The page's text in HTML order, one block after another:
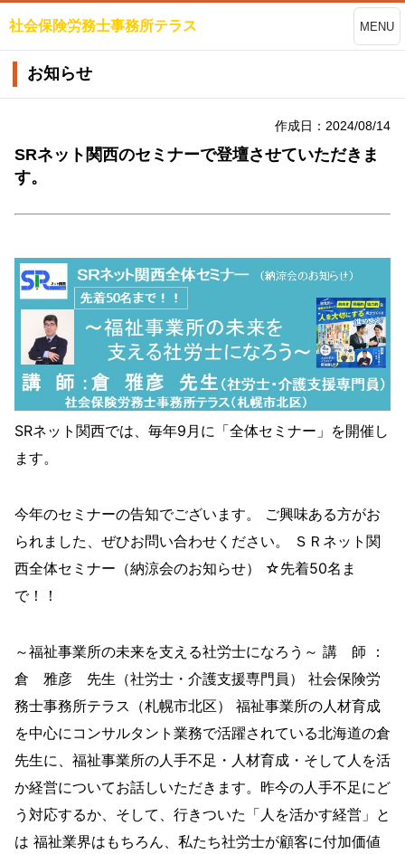
社会保険労務士事務所テラス MENU
お知らせ
作成日：2024/08/14
SRネット関西のセミナーで登壇させていただきま
す。
SRネット関西では、毎年9月に「全体セミナー」を開催し
ます。
今年のセミナーの告知でございます。 ご興味ある方がお
られました、ぜひお問い合わせください。 ＳＲネット関
西全体セミナー（納涼会のお知らせ） ☆先着50名ま
で！！
～福祉事業所の未来を支える社労士になろう～ 講 師 ：
倉 雅彦 先生（社労士・介護支援専門員） 社会保険労
務士事務所テラス（札幌市北区） 福祉事業所の人材育成
を中心にコンサルタント業務で活躍されている北海道の倉
先生に、福祉事業所の人手不足・人材育成・そして人を活
か経営についてお話しいただきます。昨今の人手不足にど
う対応するか、そして、行きついた「人を活かす経営」と
は 福祉業界はもちろん、私たち社労士が顧客に付加価値